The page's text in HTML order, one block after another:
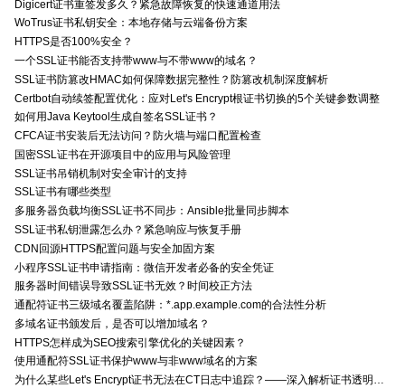
Digicert证书重签发多久？紧急故障恢复的快速通道用法
WoTrus证书私钥安全：本地存储与云端备份方案
HTTPS是否100%安全？
一个SSL证书能否支持带www与不带www的域名？
SSL证书防篡改HMAC如何保障数据完整性？防篡改机制深度解析
Certbot自动续签配置优化：应对Let's Encrypt根证书切换的5个关键参数调整
如何用Java Keytool生成自签名SSL证书？
CFCA证书安装后无法访问？防火墙与端口配置检查
国密SSL证书在开源项目中的应用与风险管理
SSL证书吊销机制对安全审计的支持
SSL证书有哪些类型
多服务器负载均衡SSL证书不同步：Ansible批量同步脚本
SSL证书私钥泄露怎么办？紧急响应与恢复手册
CDN回源HTTPS配置问题与安全加固方案
小程序SSL证书申请指南：微信开发者必备的安全凭证
服务器时间错误导致SSL证书无效？时间校正方法
通配符证书三级域名覆盖陷阱：*.app.example.com的合法性分析
多域名证书颁发后，是否可以增加域名？
HTTPS怎样成为SEO搜索引擎优化的关键因素？
使用通配符SSL证书保护www与非www域名的方案
为什么某些Let's Encrypt证书无法在CT日志中追踪？——深入解析证书透明度与Let's Encrypt的关系